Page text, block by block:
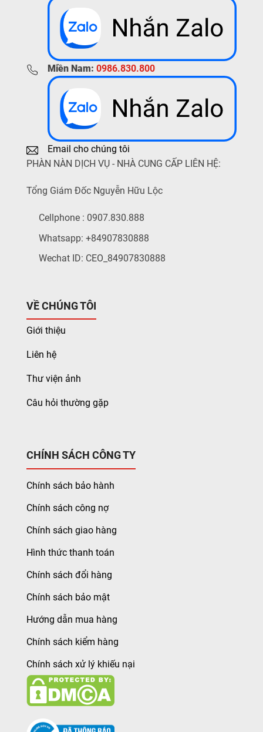
Miền Nam: 0986.830.800
Email cho chúng tôi
PHÀN NÀN DỊCH VỤ - NHÀ CUNG CẤP LIÊN HỆ:
Tổng Giám Đốc Nguyễn Hữu Lộc
Cellphone : 0907.830.888
Whatsapp: +84907830888
Wechat ID: CEO_84907830888
VỀ CHÚNG TÔI
Giới thiệu
Liên hệ
Thư viện ảnh
Câu hỏi thường gặp
CHÍNH SÁCH CÔNG TY
Chính sách bảo hành
Chính sách công nợ
Chính sách giao hàng
Hình thức thanh toán
Chính sách đổi hàng
Chính sách bảo mật
Hướng dẫn mua hàng
Chính sách kiểm hàng
Chính sách xử lý khiếu nại